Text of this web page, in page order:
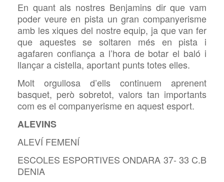
En quant als nostres Benjamins dir que vam
poder veure en pista un gran companyerisme
amb les xiques del nostre equip, ja que van fer
que aquestes se soltaren més en pista i
agafaren confiança a l’hora de botar el baló i
llançar a cistella, aportant punts totes elles.
Molt orgullosa d’ells continuem aprenent
basquet, però sobretot, valors tan importants
com es el companyerisme en aquest esport.
ALEVINS
ALEVÍ FEMENÍ
ESCOLES ESPORTIVES ONDARA 37- 33 C.B
DENIA